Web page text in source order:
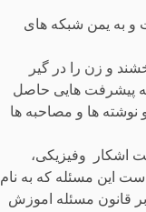
و به یمن شبکه های
و زن را در گیر
پیشرفت هایی حاصل
نوشته ها و مصاحبه ها
اشکار وفیزیکی،
این مسئله که به نام
قانون مسئله اموزش